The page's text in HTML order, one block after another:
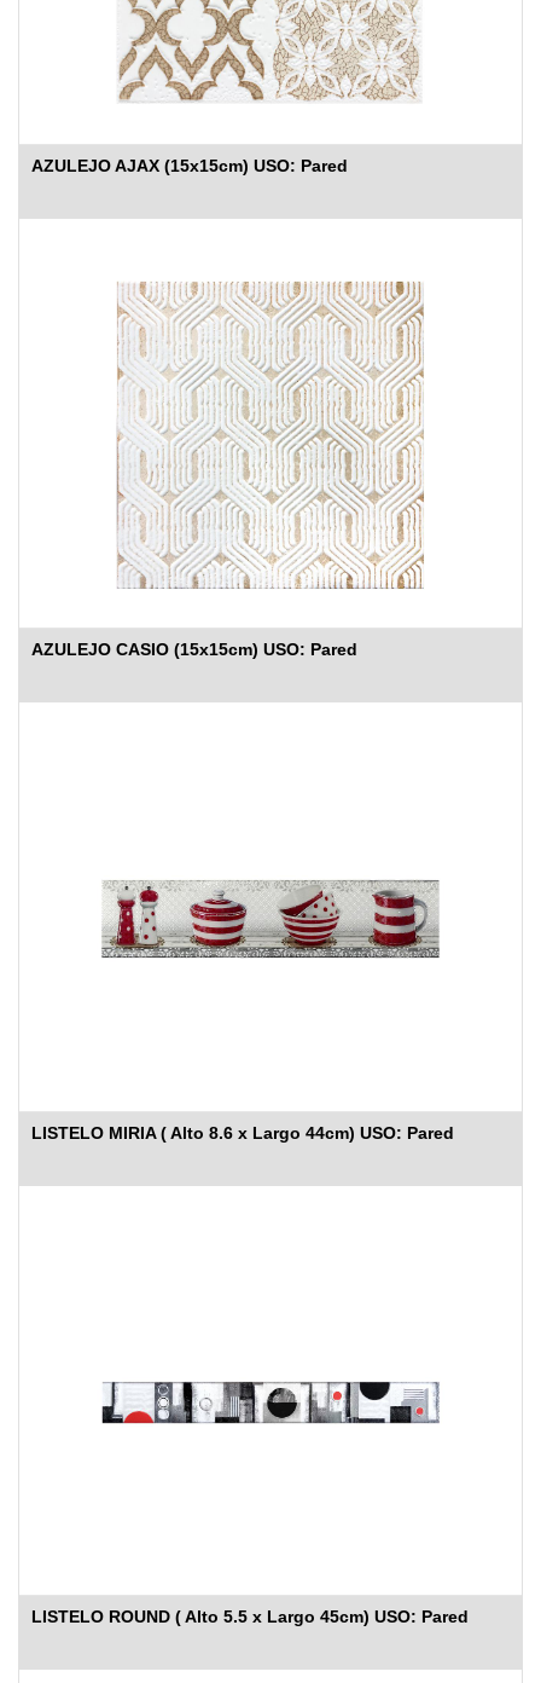
AZULEJO AJAX (15x15cm) USO: Pared
AZULEJO CASIO (15x15cm) USO: Pared
LISTELO MIRIA ( Alto 8.6 x Largo 44cm) USO: Pared
LISTELO ROUND ( Alto 5.5 x Largo 45cm) USO: Pared